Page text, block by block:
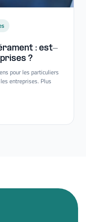
: est-​
?
pour les particuliers
entreprises. Plus